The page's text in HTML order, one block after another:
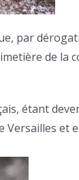
par
de la
étant
et